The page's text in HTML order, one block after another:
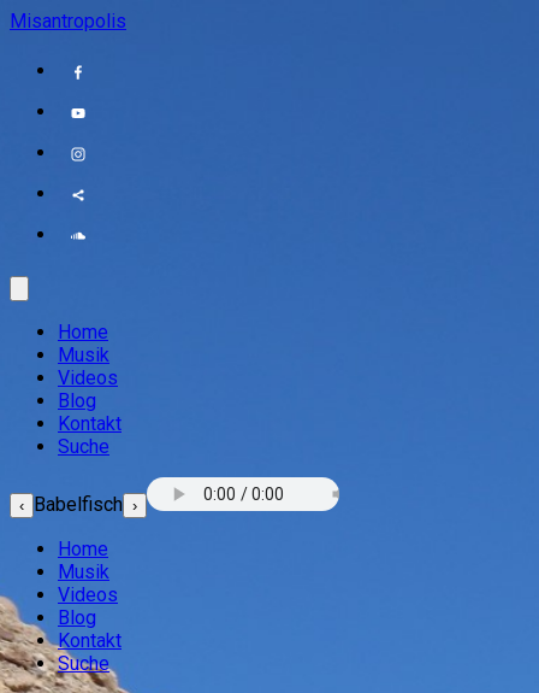
Misantropolis
Home
Musik
Videos
Blog
Kontakt
Suche
‹ Babelfisch ›
Home
Musik
Videos
Blog
Kontakt
Suche